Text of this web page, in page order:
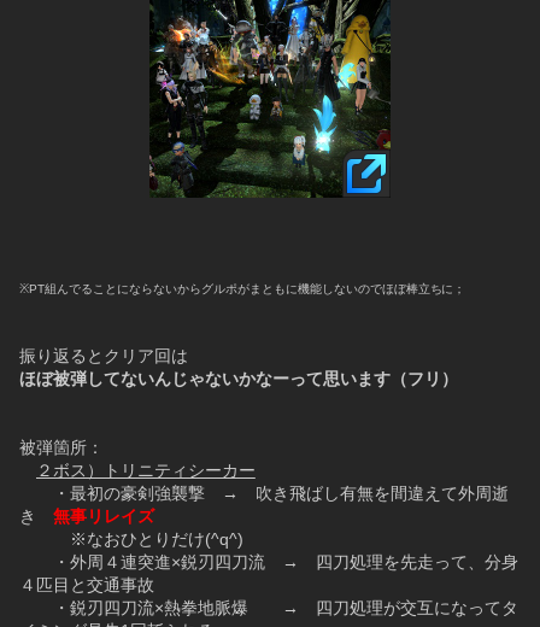
※PT組んでることにならないからグルポがまともに機能しないのでほぼ棒立ちに；
振り返るとクリア回は
ほぼ被弾してないんじゃないかなーって思います（フリ）
被弾箇所：
２ボス）トリニティシーカー
・最初の豪剣強襲撃　→　吹き飛ばし有無を間違えて外周逝
き 無事リレイズ
※なおひとりだけ(^q^)
・外周４連突進×鋭刃四刀流　→　四刀処理を先走って、分身
４匹目と交通事故
・鋭刃四刀流×熱拳地脈爆　　→　四刀処理が交互になってタ